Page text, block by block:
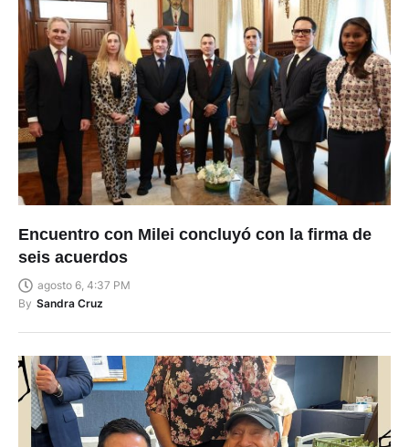
Encuentro con Milei concluyó con la firma de
seis acuerdos
agosto 6, 4:37 PM
By Sandra Cruz